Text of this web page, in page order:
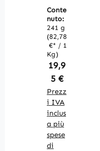
pon
ata
1000
mg -
180
caps
ule
Conte
nuto:
241 g
(82,78
€* / 1
Kg)
Regular price:
19,9
5 €
Prezz
i IVA
inclus
a più
spese
di